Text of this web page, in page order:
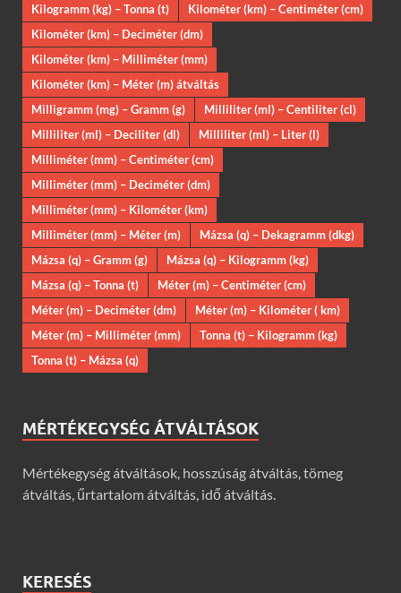
Kilogramm (kg) – Tonna (t)
Kilométer (km) – Centiméter (cm)
Kilométer (km) – Deciméter (dm)
Kilométer (km) – Milliméter (mm)
Kilométer (km) – Méter (m) átváltás
Milligramm (mg) – Gramm (g)
Milliliter (ml) – Centiliter (cl)
Milliliter (ml) – Deciliter (dl)
Milliliter (ml) – Liter (l)
Milliméter (mm) – Centiméter (cm)
Milliméter (mm) – Deciméter (dm)
Milliméter (mm) – Kilométer (km)
Milliméter (mm) – Méter (m)
Mázsa (q) – Dekagramm (dkg)
Mázsa (q) – Gramm (g)
Mázsa (q) – Kilogramm (kg)
Mázsa (q) – Tonna (t)
Méter (m) – Centiméter (cm)
Méter (m) – Deciméter (dm)
Méter (m) – Kilométer ( km)
Méter (m) – Milliméter (mm)
Tonna (t) – Kilogramm (kg)
Tonna (t) – Mázsa (q)
MÉRTÉKEGYSÉG ÁTVÁLTÁSOK
Mértékegység átváltások, hosszúság átváltás, tömeg
átváltás, űrtartalom átváltás, idő átváltás.
KERESÉS